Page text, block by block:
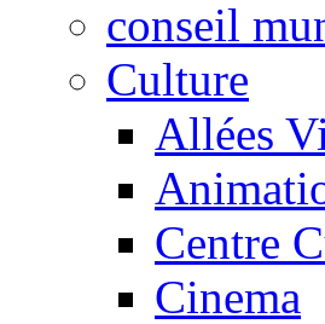
conseil
Culture
Allées
Centre
Cinema